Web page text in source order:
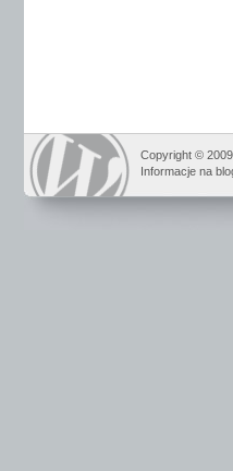
Copyright ©
Informacje na